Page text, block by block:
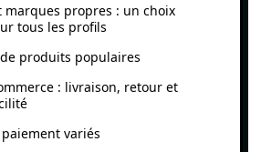
marques propres : un choix
tous les profils
produits populaires
: livraison, retour et
variés